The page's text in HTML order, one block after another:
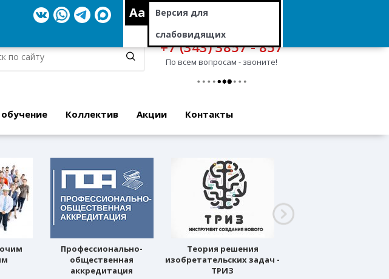
Aa
Версия для
слабовидящих
+7 (343) 3857 - 857
По всем вопросам - звоните!
Коллектив Акции Контакты
Профессионально-
общественная
аккредитация
Теория решения
изобретательских задач -
ТРИЗ